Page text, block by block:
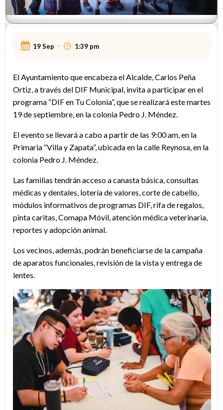
19 Sep - 1:39 pm
El Ayuntamiento que encabeza el Alcalde, Carlos Peña
Ortiz, a través del DIF Municipal, invita a participar en el
programa “DIF en Tu Colonia”, que se realizará este martes
19 de septiembre, en la colonia Pedro J. Méndez.
El evento se llevará a cabo a partir de las 9:00 am, en la
Primaria “Villa y Zapata”, ubicada en la calle Reynosa, en la
colonia Pedro J. Méndez.
Las familias tendrán acceso a canasta básica, consultas
médicas y dentales, lotería de valores, corte de cabello,
módulos informativos de programas DIF, rifa de regalos,
pinta caritas, Comapa Móvil, atención médica veterinaria,
reportes y adopción animal.
Los vecinos, además, podrán beneficiarse de la campaña
de aparatos funcionales, revisión de la vista y entrega de
lentes.